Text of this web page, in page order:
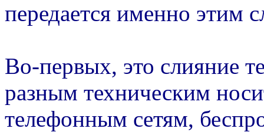
передается именно этим
Во-первых, это слияние
разным техническим
телефонным сетям,